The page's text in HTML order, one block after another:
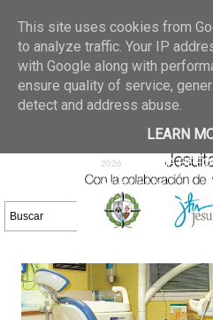
02 jun 2026
30/05/2026
25
DE FOTOS 23/05/
2026
GALERIA DE
16/05/2026
DE FOTOS 09/05/
2026
GALERIA DE
26/04/2026
This site uses cookies from
to analyze traffic. Your IP
with Google along with
ensure quality of service,
detect and address abuse.
LEARN